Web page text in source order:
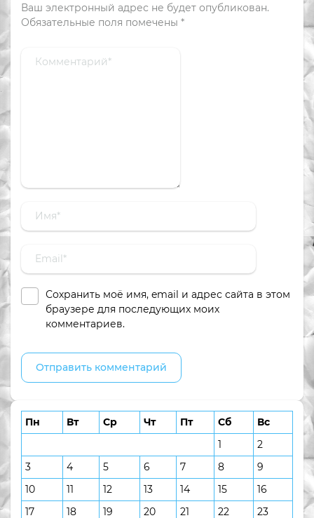
Ваш электронный адрес не будет опубликован.
Обязательные поля помечены *
Сохранить моё имя, email и адрес сайта в этом
браузере для последующих моих
комментариев.
Пн Вт Ср Чт Пт Сб
Вс
1
2
3
4 5 6 7 8
9
10
11 12 13 14 15
16
17
18 19 20 21 22 23